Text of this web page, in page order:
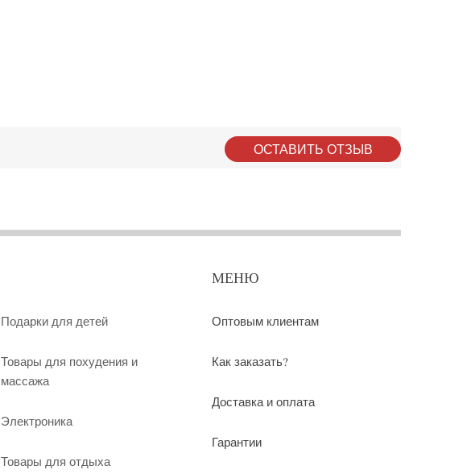
ОСТАВИТЬ ОТЗЫВ
Подарки для детей
Товары для похудения и
массажа
Электроника
Товары для отдыха
МЕНЮ
Оптовым клиентам
Как заказать?
Доставка и оплата
Гарантии